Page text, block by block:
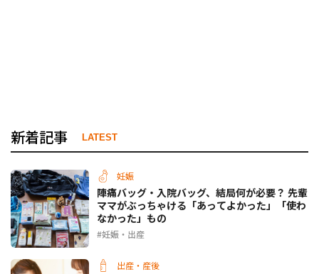
新着記事 LATEST
妊娠
陣痛バッグ・入院バッグ、結局何が必要？ 先輩
ママがぶっちゃける「あってよかった」「使わ
なかった」もの
妊娠・出産
出産・産後